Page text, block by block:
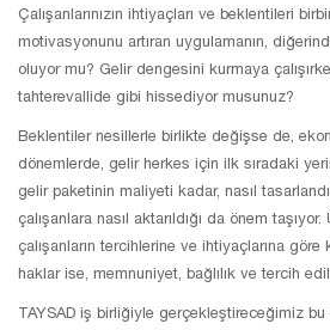
Çalışanlarınızın ihtiyaçları ve beklentileri
motivasyonunu artıran uygulamanın,
oluyor mu? Gelir dengesini kurmaya
tahterevallide gibi hissediyor musunuz?
Beklentiler nesillerle birlikte değişse de,
dönemlerde, gelir herkes için ilk sıradaki
gelir paketinin maliyeti kadar, nasıl
çalışanlara nasıl aktarıldığı da önem
çalışanların tercihlerine ve ihtiyaçlarına
haklar ise, memnuniyet, bağlılık ve tercih
TAYSAD iş birliğiyle gerçekleştireceğimiz